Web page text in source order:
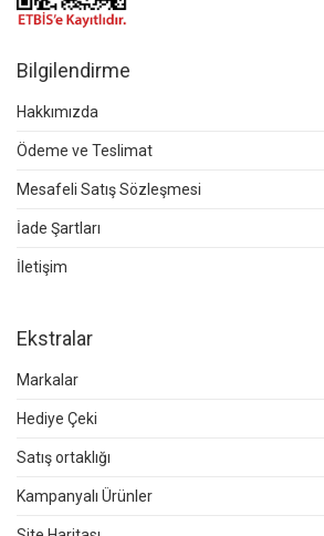
Bilgilendirme
Hakkımızda
Ödeme ve Teslimat
Mesafeli Satış Sözleşmesi
İade Şartları
İletişim
Ekstralar
Markalar
Hediye Çeki
Satış ortaklığı
Kampanyalı Ürünler